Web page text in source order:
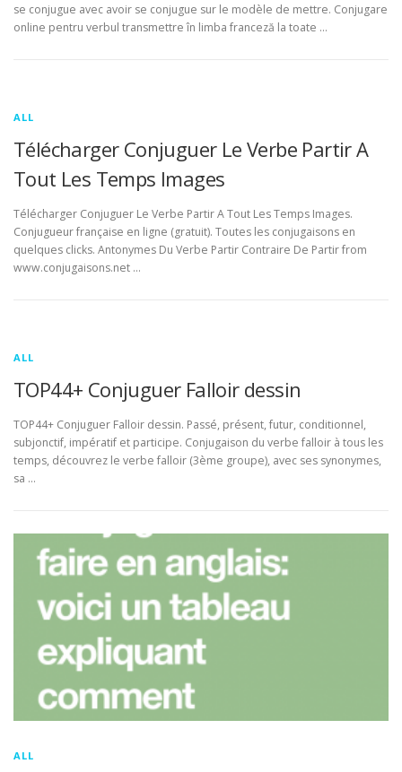
se conjugue avec avoir se conjugue sur le modèle de mettre. Conjugare
online pentru verbul transmettre în limba franceză la toate …
ALL
Télécharger Conjuguer Le Verbe Partir A
Tout Les Temps Images
Télécharger Conjuguer Le Verbe Partir A Tout Les Temps Images.
Conjugueur française en ligne (gratuit). Toutes les conjugaisons en
quelques clicks. Antonymes Du Verbe Partir Contraire De Partir from
www.conjugaisons.net …
ALL
TOP44+ Conjuguer Falloir dessin
TOP44+ Conjuguer Falloir dessin. Passé, présent, futur, conditionnel,
subjonctif, impératif et participe. Conjugaison du verbe falloir à tous les
temps, découvrez le verbe falloir (3ème groupe), avec ses synonymes,
sa …
ALL